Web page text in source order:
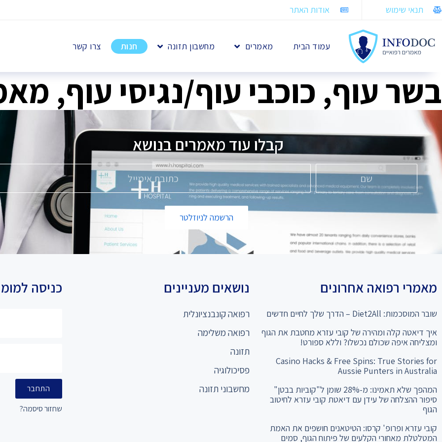
תנאי שימוש אודות האתר
עמוד הבית מאמרים מחשבון תזונה חנות צרו קשר
בשר עוף, כוכבי עוף/נגיסי עוף,
קבלו עוד מאמרים בנושאפ
הרשמה לניוזלטר
מאמרי רפואה אחרונים
שובר המוסכמות: Diet2All – הדרך שלך לחיים חדשים
איך דיאטה קלה ומהירה של קובי עזרא מחטבת את הגוף
ומצליחה איפה שכולם נכשלו? וללא ספורט!
Casino Hacks & Free Spins: True Stories for
Aussie Punters in Australia
המהפך שלא תאמינו: מ-28% שומן ל"קוביות בבטן"
סיפור ההצלחה של עידן עם דיאטת קובי עזרא לחיטוב
הגוף
קובי עזרא ופרופ' קרסו: הטיטאנים חושפים את האמת
המטלטלת מאחורי הקלעים של פיתוח הגוף, סמים
נושאים מעניינים
רפואה קונבנציונלית
רפואה משלימה
תזונה
פסיכולוגיה
מחשבוני תזונה
כניסה
התחבר
שחזור סיסמה?